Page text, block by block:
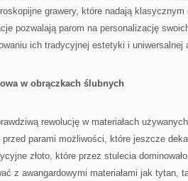
grawery, które nadają
pozwalają parom na personalizację
ich tradycyjnej estetyki i uniwersalnej
w obrączkach ślubnych
rewolucję w materiałach
parami możliwości, które jeszcze
złoto, które przez stulecia
z awangardowymi materiałami jak tytan,